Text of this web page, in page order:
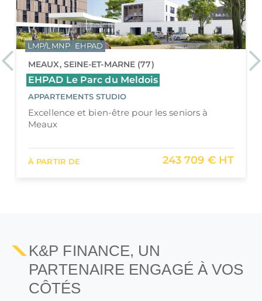
PreviousMEAUX, SEINE-ET-MARNE (77)
EHPAD Le Parc du Meldois
APPARTEMENTS STUDIO
Excellence et bien-être pour les seniors à
Meaux
À PARTIR DE 243 709 € HT
LMP/LMNP EHPAD
K&P FINANCE, UN
PARTENAIRE ENGAGÉ À VOS
CÔTÉS